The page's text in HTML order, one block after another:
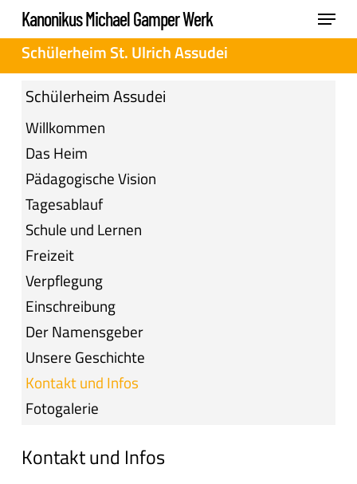
Skip
to
main
content
Kanonikus Michael Gamper Werk Menu
Schülerheim St. Ulrich Assudei
Schülerheim Assudei
Willkommen
Das Heim
Pädagogische Vision
Tagesablauf
Schule und Lernen
Freizeit
Verpflegung
Einschreibung
Der Namensgeber
Unsere Geschichte
Kontakt und Infos
Fotogalerie
Kontakt und Infos
Menu